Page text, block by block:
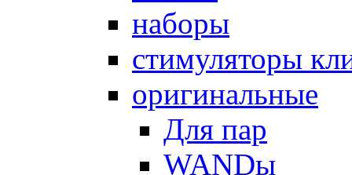
наборы
стимуляторы
оригинальные
Для пар
WANDы